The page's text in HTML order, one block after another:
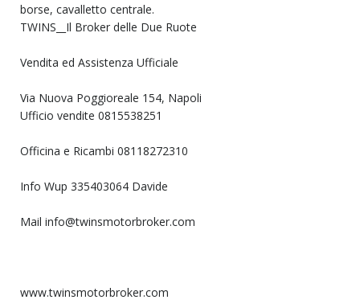
borse, cavalletto centrale.
TWINS__Il Broker delle Due Ruote
Vendita ed Assistenza Ufficiale
Via Nuova Poggioreale 154, Napoli
Ufficio vendite 0815538251
Officina e Ricambi 08118272310
Info Wup 335403064 Davide
Mail info@twinsmotorbroker.com
www.twinsmotorbroker.com